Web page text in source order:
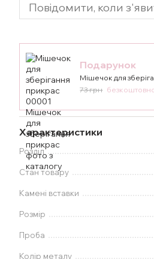
Повідомити, коли
Подарунок
Мішечок для
73 грн
Характеристики
Розділ
Стан товару
Камені вставки
Розмір
Проба
Колір металу